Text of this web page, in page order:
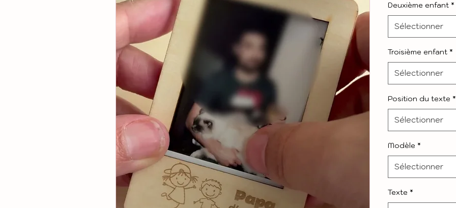
Deuxième enfant *
Sélectionner
Troisième enfant *
Sélectionner
Position du texte *
Sélectionner
Modèle *
Sélectionner
Texte *